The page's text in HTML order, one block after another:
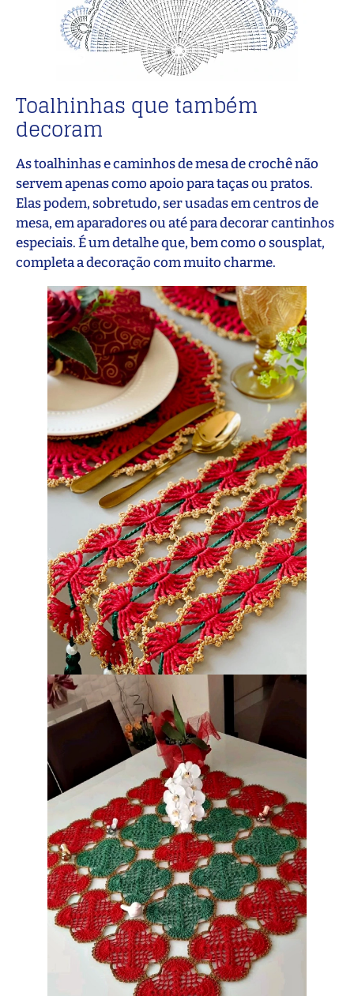
Toalhinhas que também
decoram
As toalhinhas e caminhos de mesa de crochê não
servem apenas como apoio para taças ou pratos.
Elas podem, sobretudo, ser usadas em centros de
mesa, em aparadores ou até para decorar cantinhos
especiais. É um detalhe que, bem como o sousplat,
completa a decoração com muito charme.